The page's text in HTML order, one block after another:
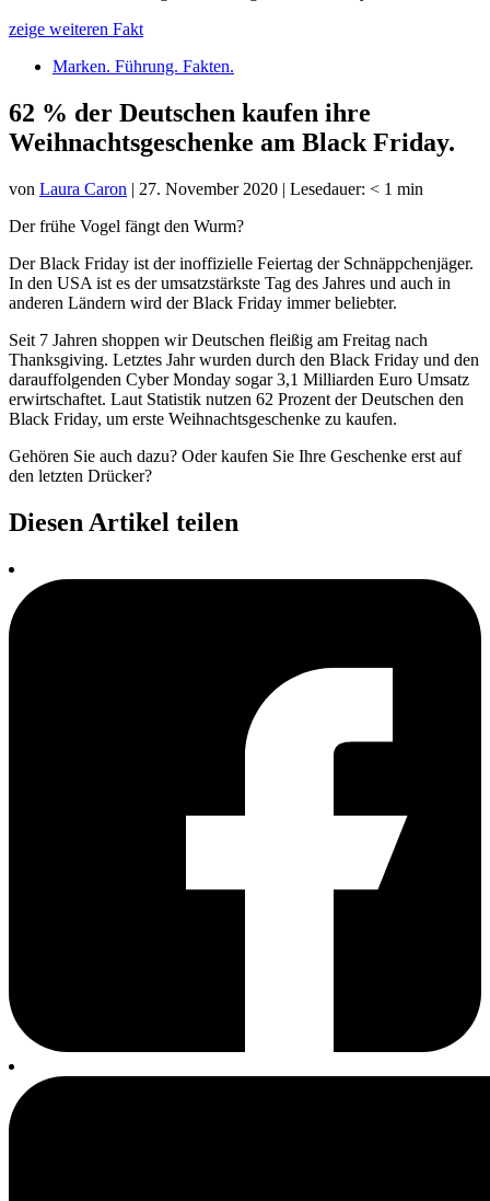
zeige weiteren Fakt
Marken. Führung. Fakten.
62 % der Deutschen kaufen ihre
Weihnachtsgeschenke am Black Friday.
von Laura Caron | 27. November 2020 | Lesedauer: < 1 min
Der frühe Vogel fängt den Wurm?
Der Black Friday ist der inoffizielle Feiertag der Schnäppchenjäger.
In den USA ist es der umsatzstärkste Tag des Jahres und auch in
anderen Ländern wird der Black Friday immer beliebter.
Seit 7 Jahren shoppen wir Deutschen fleißig am Freitag nach
Thanksgiving. Letztes Jahr wurden durch den Black Friday und den
darauffolgenden Cyber Monday sogar 3,1 Milliarden Euro Umsatz
erwirtschaftet. Laut Statistik nutzen 62 Prozent der Deutschen den
Black Friday, um erste Weihnachtsgeschenke zu kaufen.
Gehören Sie auch dazu? Oder kaufen Sie Ihre Geschenke erst auf
den letzten Drücker?
Diesen Artikel teilen